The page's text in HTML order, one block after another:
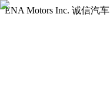
ENA Motors Inc. 诚信汽车